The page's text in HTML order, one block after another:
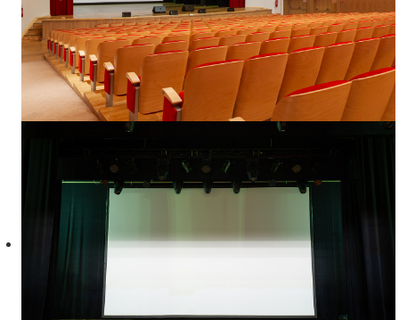
РАЗМЕР СЦЕНЫ
Метраж: 12.5 x 9 m